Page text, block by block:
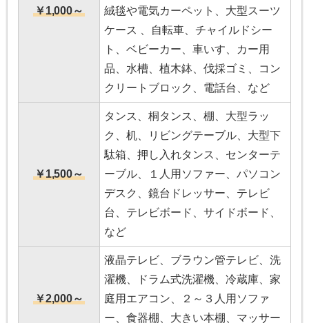
￥1,000～
絨毯や電気カーペット、大型スーツ
ケース 、自転車、チャイルドシー
ト、ベビーカー、車いす、カー用
品、水槽、植木鉢、伐採ゴミ、コン
クリートブロック、電話台、など
￥1,500～
タンス、桐タンス、棚、大型ラッ
ク、机、リビングテーブル、大型下
駄箱、押し入れタンス、センターテ
ーブル、１人用ソファー、パソコン
デスク、鏡台ドレッサー、テレビ
台、テレビボード、サイドボード、
など
￥2,000～
液晶テレビ、ブラウン管テレビ、洗
濯機、ドラム式洗濯機、冷蔵庫、家
庭用エアコン、２～３人用ソファ
ー、食器棚、大きい本棚、マッサー